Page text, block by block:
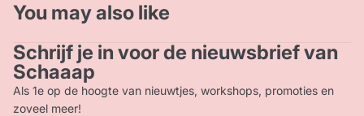
You may also like
Schrijf je in voor de nieuwsbrief van
Schaaap
Als 1e op de hoogte van nieuwtjes, workshops, promoties en
zoveel meer!
Privacybeleid
Terugbetalingsbeleid
Contactgegevens